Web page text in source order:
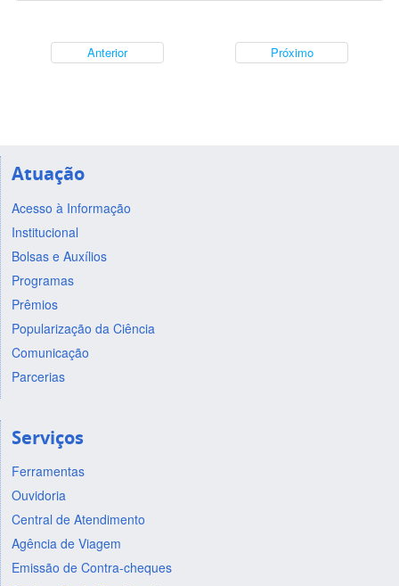
Anterior Próximo
Atuação
Acesso à Informação
Institucional
Bolsas e Auxílios
Programas
Prêmios
Popularização da Ciência
Comunicação
Parcerias
Serviços
Ferramentas
Ouvidoria
Central de Atendimento
Agência de Viagem
Emissão de Contra-cheques